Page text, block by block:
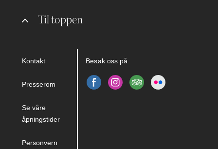
Til toppen
Kontakt
Presserom
Se våre
åpningstider
Personvern
Besøk oss på